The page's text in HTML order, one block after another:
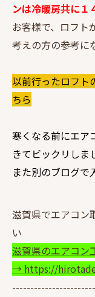
ンは冷暖房共に
お客様で、ロフト
考えの方の参考に
以前行ったロフト
ちら
寒くなる前にエア
きてビックリしま
また別のブログで
滋賀県でエアコン
い
滋賀県のエアコン
→ https://